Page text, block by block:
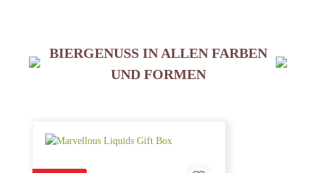
BIERGENUSS IN ALLEN FARBEN
UND FORMEN